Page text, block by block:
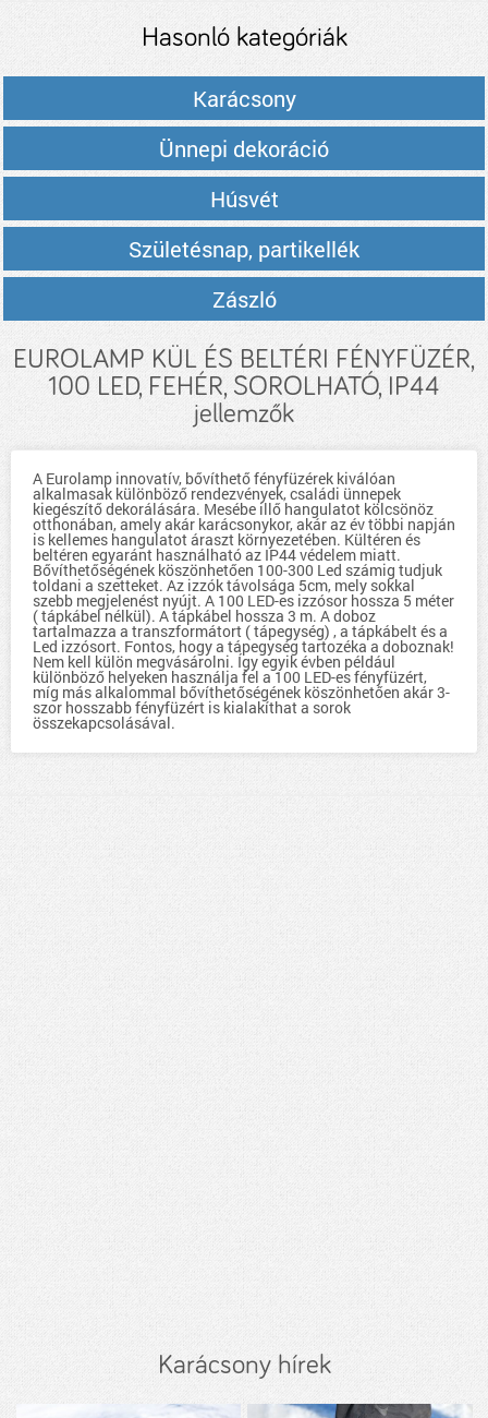
Hasonló kategóriák
Karácsony
Ünnepi dekoráció
Húsvét
Születésnap, partikellék
Zászló
EUROLAMP KÜL ÉS BELTÉRI FÉNYFÜZÉR,
100 LED, FEHÉR, SOROLHATÓ, IP44
jellemzők
A Eurolamp innovatív, bővíthető fényfüzérek kiválóan
alkalmasak különböző rendezvények, családi ünnepek
kiegészítő dekorálására. Mesébe illő hangulatot kölcsönöz
otthonában, amely akár karácsonykor, akár az év többi napján
is kellemes hangulatot áraszt környezetében. Kültéren és
beltéren egyaránt használható az IP44 védelem miatt.
Bővíthetőségének köszönhetően 100-300 Led számig tudjuk
toldani a szetteket. Az izzók távolsága 5cm, mely sokkal
szebb megjelenést nyújt. A 100 LED-es izzósor hossza 5 méter
( tápkábel nélkül). A tápkábel hossza 3 m. A doboz
tartalmazza a transzformátort ( tápegység) , a tápkábelt és a
Led izzósort. Fontos, hogy a tápegység tartozéka a doboznak!
Nem kell külön megvásárolni. Így egyik évben például
különböző helyeken használja fel a 100 LED-es fényfüzért,
míg más alkalommal bővíthetőségének köszönhetően akár 3-
szor hosszabb fényfüzért is kialakíthat a sorok
összekapcsolásával.
Karácsony hírek